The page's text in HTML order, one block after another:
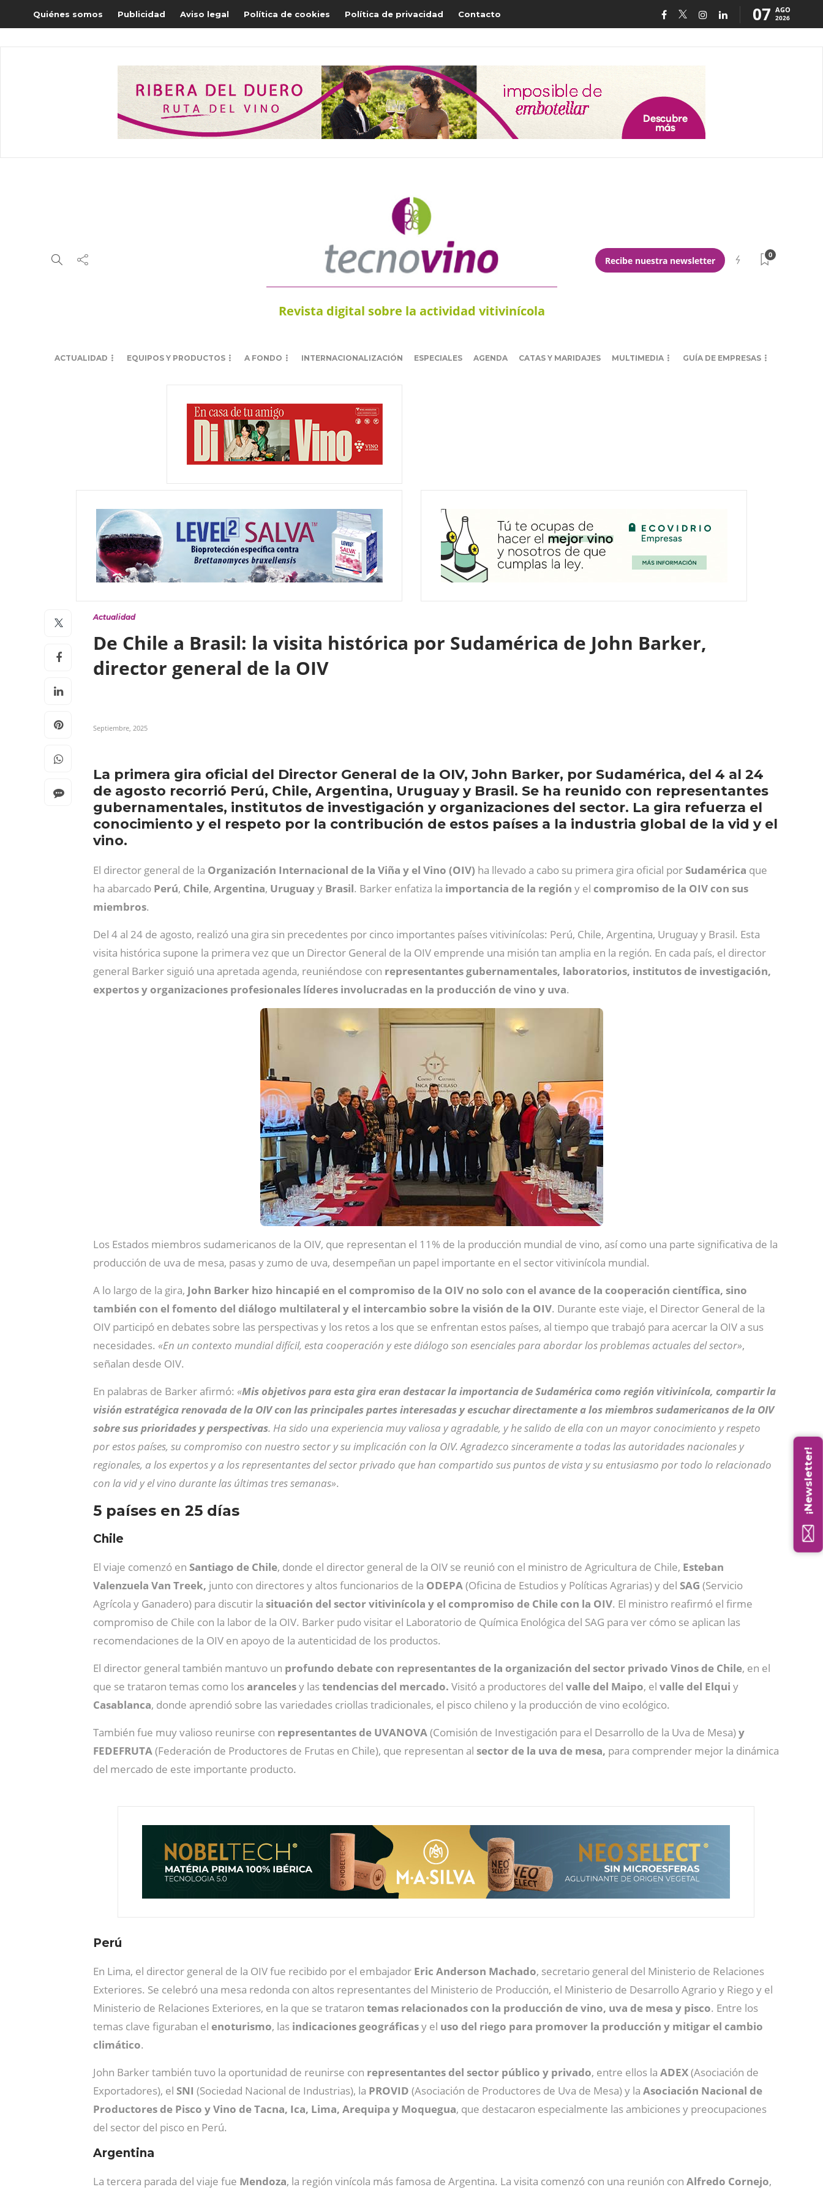
Quiénes somos Publicidad Aviso legal Política de cookies Política de privacidad Contacto 07 AGO
2026
Revista digital sobre la actividad vitivinícola
Recibe nuestra newsletter
0
ACTUALIDAD EQUIPOS Y PRODUCTOS A FONDO INTERNACIONALIZACIÓN ESPECIALES AGENDA CATAS Y MARIDAJES MULTIMEDIA GUÍA DE EMPRESAS
Actualidad
De Chile a Brasil: la visita histórica por Sudamérica de John Barker,
director general de la OIV
Septiembre, 2025
La primera gira oficial del Director General de la OIV, John Barker, por Sudamérica, del 4 al 24
de agosto recorrió Perú, Chile, Argentina, Uruguay y Brasil. Se ha reunido con representantes
gubernamentales, institutos de investigación y organizaciones del sector. La gira refuerza el
conocimiento y el respeto por la contribución de estos países a la industria global de la vid y el
vino.
El director general de la Organización Internacional de la Viña y el Vino (OIV) ha llevado a cabo su primera gira oficial porSudamérica que
ha abarcado Perú, Chile, Argentina, Uruguayy Brasil. Barker enfatiza la importancia de la región y el compromiso de la OIV con sus
miembros.
Del 4 al 24 de agosto, realizó una gira sin precedentes por cinco importantes países vitivinícolas: Perú, Chile, Argentina, Uruguay y Brasil. Esta
visita histórica supone la primera vez que un Director General de la OIV emprende una misión tan amplia en la región. En cada país, el director
general Barker siguió una apretada agenda, reuniéndose con representantes gubernamentales, laboratorios, institutos de investigación,
expertos y organizaciones profesionales líderes involucradas en la producción de vino y uva.
Los Estados miembros sudamericanos de la OIV, que representan el 11% de la producción mundial de vino, así como una parte significativa de la
producción de uva de mesa, pasas y zumo de uva, desempeñan un papel importante en el sector vitivinícola mundial.
A lo largo de la gira, John Barker hizo hincapié en el compromiso de la OIV no solo con el avance de la cooperación científica, sino
también con el fomento del diálogo multilateral y el intercambio sobre la visión de la OIV. Durante este viaje, el Director General de la
OIV participó en debates sobre las perspectivas y los retos a los que se enfrentan estos países, al tiempo que trabajó para acercar la OIV a sus
necesidades. «En un contexto mundial difícil, esta cooperación y este diálogo son esenciales para abordar los problemas actuales del sector»,
señalan desde OIV.
En palabras de Barker afirmó: «Mis objetivos para esta gira eran destacar la importancia de Sudamérica como región vitivinícola, compartir la
visión estratégica renovada de la OIV con las principales partes interesadas y escuchar directamente a los miembros sudamericanos de la OIV
sobre sus prioridades y perspectivas. Ha sido una experiencia muy valiosa y agradable, y he salido de ella con un mayor conocimiento y respeto
por estos países, su compromiso con nuestro sector y su implicación con la OIV. Agradezco sinceramente a todas las autoridades nacionales y
regionales, a los expertos y a los representantes del sector privado que han compartido sus puntos de vista y su entusiasmo por todo lo relacionado
con la vid y el vino durante las últimas tres semanas».
5 países en 25 días
Chile
El viaje comenzó en Santiago de Chile, donde el director general de la OIV se reunió con el ministro de Agricultura de Chile, Esteban
Valenzuela Van Treek, junto con directores y altos funcionarios de la ODEPA(Oficina de Estudios y Políticas Agrarias) y del SAG (Servicio
Agrícola y Ganadero) para discutir la situación del sector vitivinícola y el compromiso de Chile con la OIV. El ministro reafirmó el firme
compromiso de Chile con la labor de la OIV. Barker pudo visitar el Laboratorio de Química Enológica del SAG para ver cómo se aplican las
recomendaciones de la OIV en apoyo de la autenticidad de los productos.
El director general también mantuvo un profundo debate con representantes de la organización del sector privado Vinos de Chile, en el
que se trataron temas como losarancelesy lastendencias del mercado. Visitó a productores del valle del Maipo, el valle del Elqui y
Casablanca, donde aprendió sobre las variedades criollas tradicionales, el pisco chileno y la producción de vino ecológico.
También fue muy valioso reunirse con representantes de UVANOVA(Comisión de Investigación para el Desarrollo de la Uva de Mesa)y
FEDEFRUTA(Federación de Productores de Frutas en Chile), que representan al sector de la uva de mesa, para comprender mejor la dinámica
del mercado de este importante producto.
Perú
En Lima, el director general de la OIV fue recibido por el embajador Eric Anderson Machado, secretario general del Ministerio de Relaciones
Exteriores. Se celebró una mesa redonda con altos representantes del Ministerio de Producción, el Ministerio de Desarrollo Agrario y Riego y el
Ministerio de Relaciones Exteriores, en la que se trataron temas relacionados con la producción de vino, uva de mesa y pisco. Entre los
temas clave figuraban el enoturismo, las indicaciones geográficasy el uso del riego para promover la producción y mitigar el cambio
climático.
John Barker también tuvo la oportunidad de reunirse con representantes del sector público y privado, entre ellos la ADEX(Asociación de
Exportadores), el SNI (Sociedad Nacional de Industrias), la PROVID (Asociación de Productores de Uva de Mesa) y la Asociación Nacional de
Productores de Pisco y Vino de Tacna, Ica, Lima, Arequipa y Moquegua, que destacaron especialmente las ambiciones y preocupaciones
del sector del pisco en Perú.
Argentina
La tercera parada del viaje fue Mendoza, la región vinícola más famosa de Argentina. La visita comenzó con una reunión con Alfredo Cornejo,
¡Newsletter!